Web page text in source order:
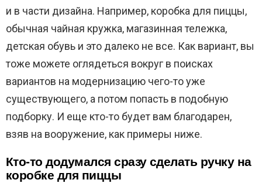
и в части дизайна. Например, коробка для пиццы,
обычная чайная кружка, магазинная тележка,
детская обувь и это далеко не все. Как вариант, вы
тоже можете оглядеться вокруг в поисках
вариантов на модернизацию чего-то уже
существующего, а потом попасть в подобную
подборку. И еще кто-то будет вам благодарен,
взяв на вооружение, как примеры ниже.
Кто-то додумался сразу сделать ручку на
коробке для пиццы